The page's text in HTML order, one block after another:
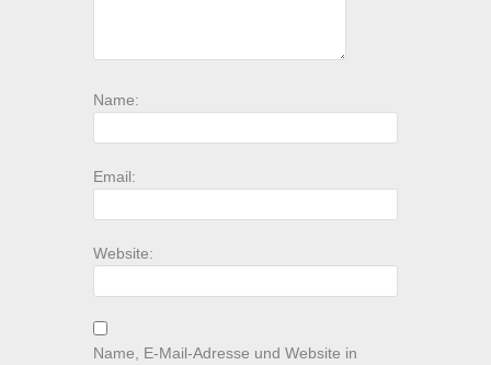
Name:
Email:
Website:
Name, E-Mail-Adresse und Website in